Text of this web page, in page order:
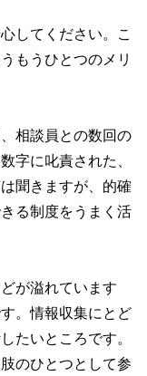
してください。こ
もうひとつのメリ
相談員との数回の
字に叱責された、
聞きますが、的確
る制度をうまく活
が溢れています
。情報収集にとど
たいところです。
のひとつとして参